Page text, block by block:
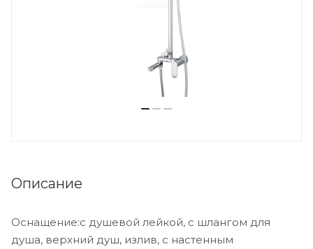
Описание
Оснащение:с душевой лейкой, с шлангом для
душа, верхний душ, излив, с настенным